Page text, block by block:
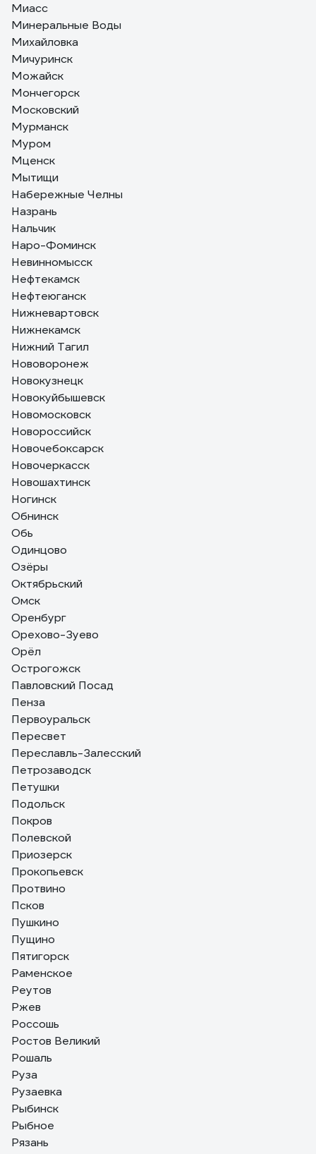
Миасс
Минеральные Воды
Михайловка
Мичуринск
Можайск
Мончегорск
Московский
Мурманск
Муром
Мценск
Мытищи
Набережные Челны
Назрань
Нальчик
Наро-Фоминск
Невинномысск
Нефтекамск
Нефтеюганск
Нижневартовск
Нижнекамск
Нижний Тагил
Нововоронеж
Новокузнецк
Новокуйбышевск
Новомосковск
Новороссийск
Новочебоксарск
Новочеркасск
Новошахтинск
Ногинск
Обнинск
Обь
Одинцово
Озёры
Октябрьский
Омск
Оренбург
Орехово-Зуево
Орёл
Острогожск
Павловский Посад
Пенза
Первоуральск
Пересвет
Переславль-Залесский
Петрозаводск
Петушки
Подольск
Покров
Полевской
Приозерск
Прокопьевск
Протвино
Псков
Пушкино
Пущино
Пятигорск
Раменское
Реутов
Ржев
Россошь
Ростов Великий
Рошаль
Руза
Рузаевка
Рыбинск
Рыбное
Рязань